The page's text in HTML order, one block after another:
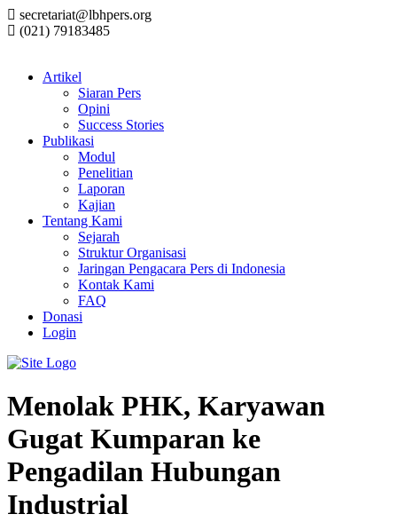
secretariat@lbhpers.org
(021) 79183485
Artikel
Siaran Pers
Opini
Success Stories
Publikasi
Modul
Penelitian
Laporan
Kajian
Tentang Kami
Sejarah
Struktur Organisasi
Jaringan Pengacara Pers di Indonesia
Kontak Kami
FAQ
Donasi
Login
Menolak PHK, Karyawan
Gugat Kumparan ke
Pengadilan Hubungan
Industrial